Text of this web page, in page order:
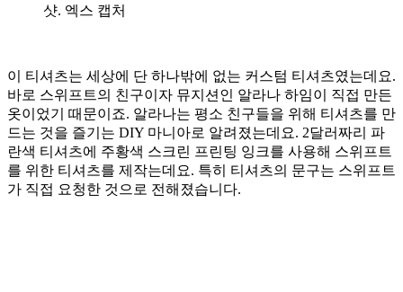
샷. 엑스 캡처
이 티셔츠는 세상에 단 하나밖에 없는 커스텀 티셔츠였는데요.
바로 스위프트의 친구이자 뮤지션인 알라나 하임이 직접 만든
옷이었기 때문이죠. 알라나는 평소 친구들을 위해 티셔츠를 만
드는 것을 즐기는 DIY 마니아로 알려졌는데요. 2달러짜리 파
란색 티셔츠에 주황색 스크린 프린팅 잉크를 사용해 스위프트
를 위한 티셔츠를 제작는데요. 특히 티셔츠의 문구는 스위프트
가 직접 요청한 것으로 전해졌습니다.